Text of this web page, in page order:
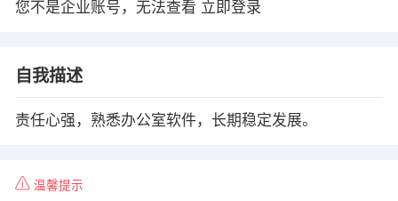
您不是企业账号，无法查看 立即登录
自我描述
责任心强，熟悉办公室软件，长期稳定发展。
温馨提示